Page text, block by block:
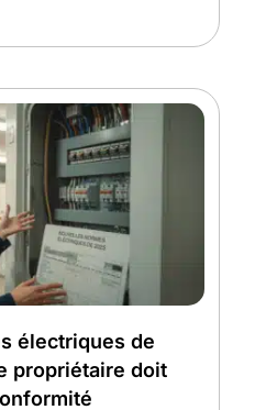
électriques de
propriétaire doit